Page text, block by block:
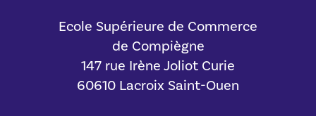
Ecole Supérieure de Commerce
de Compiègne
147 rue Irène Joliot Curie
60610 Lacroix Saint-Ouen